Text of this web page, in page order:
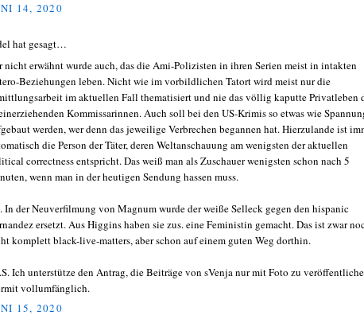
14, 2020
hat gesagt…
nicht erwähnt wurde auch, das die Ami-Polizisten in ihren Serien meist in intakten
Beziehungen leben. Nicht wie im vorbildlichen Tatort wird meist nur die
im aktuellen Fall thematisiert und nie das völlig kaputte Privatleben
Kommissarinnen. Auch soll bei den US-Krimis so etwas wie
werden, wer denn das jeweilige Verbrechen begannen hat. Hierzulande ist
die Person der Täter, deren Weltanschauung am wenigsten der aktuellen
correctness entspricht. Das weiß man als Zuschauer wenigsten schon nach 5
wenn man in der heutigen Sendung hassen muss.
In der Neuverfilmung von Magnum wurde der weiße Selleck gegen den hispanic
ersetzt. Aus Higgins haben sie zus. eine Feministin gemacht. Das ist zwar
komplett black-live-matters, aber schon auf einem guten Weg dorthin.
Ich unterstütze den Antrag, die Beiträge von sVenja nur mit Foto zu
vollumfänglich.
15, 2020